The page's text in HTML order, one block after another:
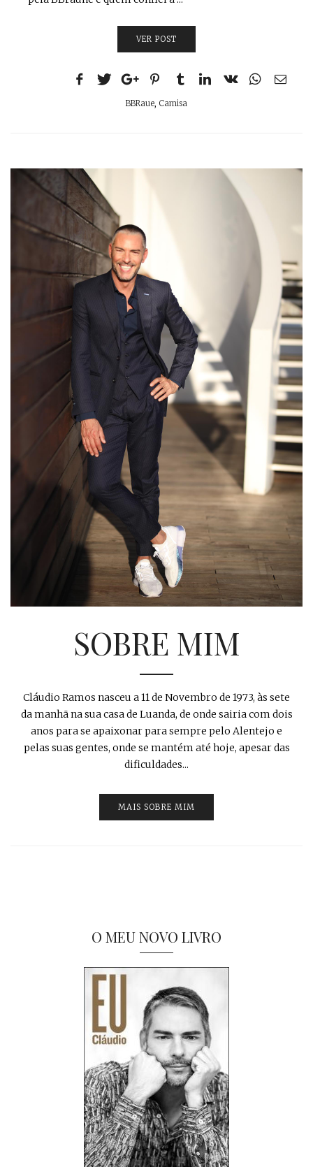
VER POST
BBRaue, Camisa
SOBRE MIM
Cláudio Ramos nasceu a 11 de Novembro de 1973, às sete
da manhã na sua casa de Luanda, de onde sairia com dois
anos para se apaixonar para sempre pelo Alentejo e
pelas suas gentes, onde se mantém até hoje, apesar das
dificuldades...
MAIS SOBRE MIM
O MEU NOVO LIVRO